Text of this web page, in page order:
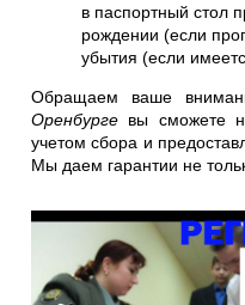
в паспортный стол
рождении (если
убытия (если
Обращаем ваше
Оренбурге вы сможете
учетом сбора и
Мы даем гарантии не